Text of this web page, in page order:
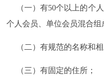
（一）有50个以上的个
个人会员、单位会员混合组
（二）有规范的名称和
（三）有固定的住所；